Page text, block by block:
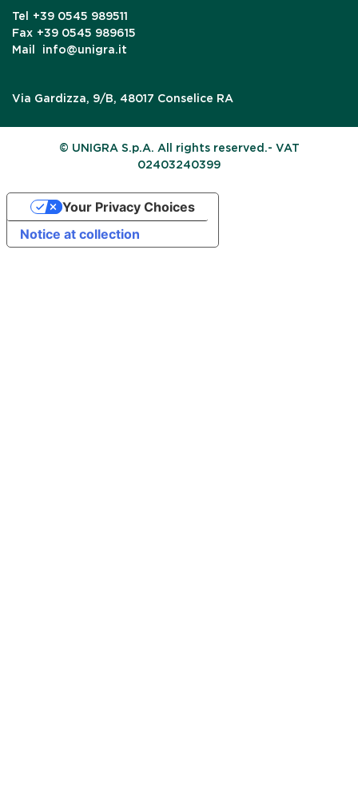
Tel
+39 0545 989511
Fax +39 0545 989615
Mail
info@unigra.it
Via Gardizza, 9/B, 48017 Conselice RA
© UNIGRA S.p.A. All rights reserved.- VAT
02403240399
Notice at collection
Your Privacy Choices